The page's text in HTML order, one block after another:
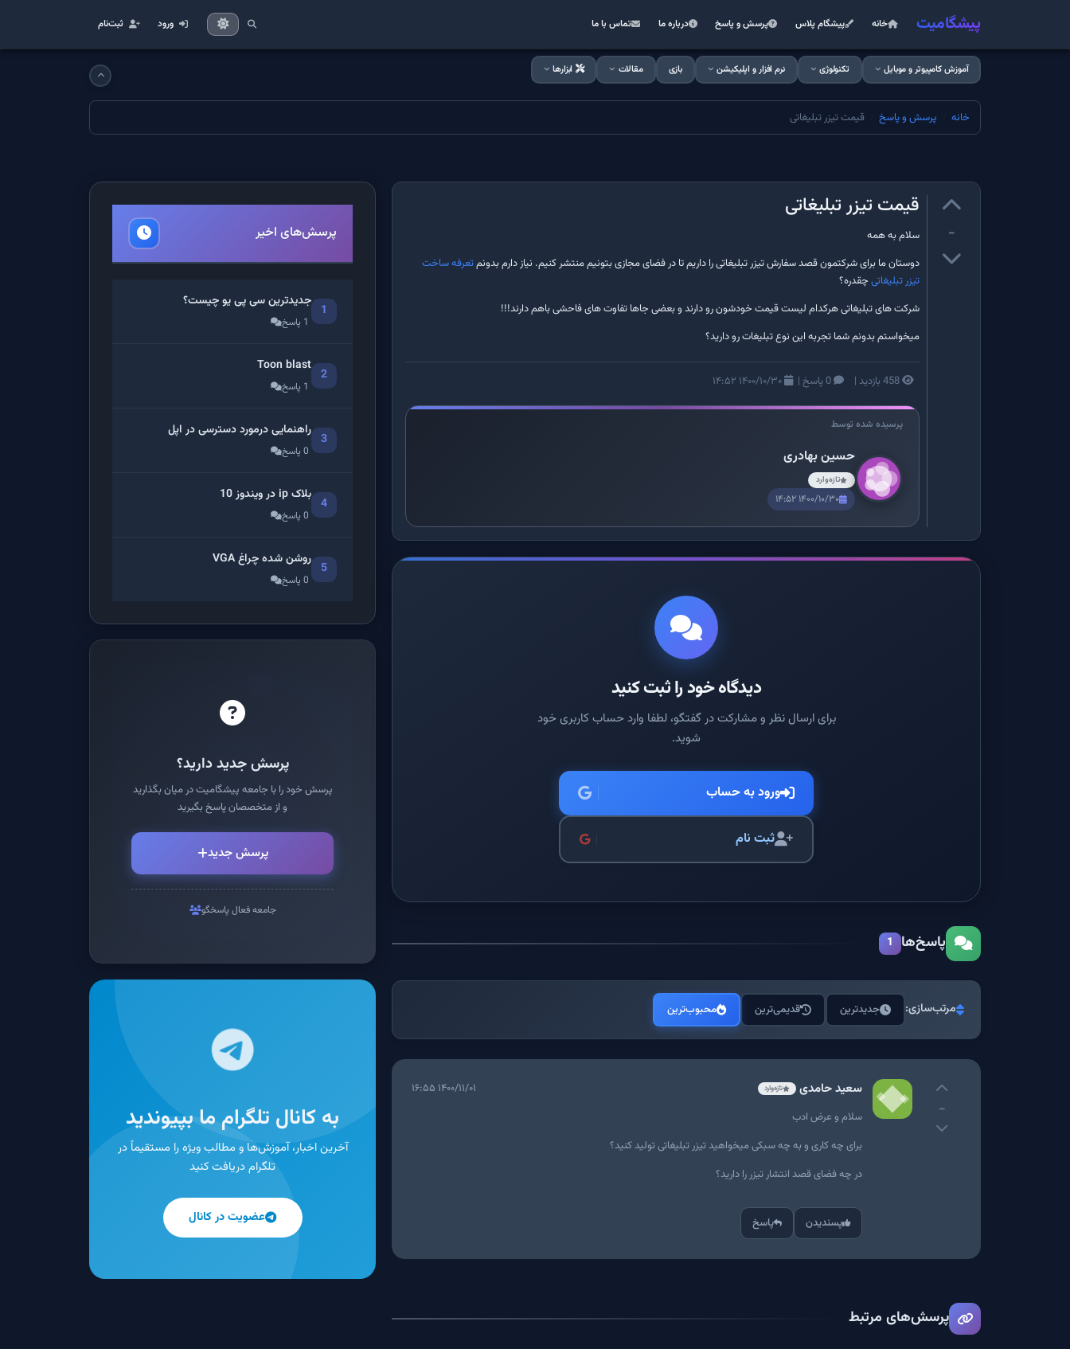
پیشگامیت خانه پیشگام پلاس پرسش و پاسخ درباره ما تماس با ما ورود ثبت‌نام
آموزش کامپیوتر و موبایل تکنولوژی نرم افزار و اپلیکیشن بازی مقالات ابزارها
خانه پرسش و پاسخ قیمت تیزر تبلیغاتی
-
قیمت تیزر تبلیغاتی
سلام به همه
دوستان ما برای شرکتمون قصد سفارش تیزر تبلیغاتی را داریم تا در فضای مجازی بتونیم منتشر کنیم. نیاز دارم بدونمتعرفه ساخت
تیزر تبلیغاتی چقدره؟
شرکت های تبلیغاتی هرکدام لیست قیمت خودشون رو دارند و بعضی جاها تفاوت های فاحشی باهم دارند!!!
میخواستم بدونم شما تجربه این نوع تبلیغات رو دارید؟
458 بازدید | 0 پاسخ | ۱۴۰۰/۱۰/۳۰ ۱۴:۵۲
پرسیده شده توسط
حسین بهادری
تازه‌وارد
۱۴۰۰/۱۰/۳۰ ۱۴:۵۲
دیدگاه خود را ثبت کنید
برای ارسال نظر و مشارکت در گفتگو، لطفا وارد حساب کاربری خود
شوید.
ورود به حساب
ثبت نام
پاسخ‌ها 1
مرتب‌سازی: جدیدترین قدیمی‌ترین محبوب‌ترین
-
سعید حامدی تازه‌وارد
۱۴۰۰/۱۱/۰۱ ۱۶:۵۵
سلام و عرض ادب
برای چه کاری و به چه سبکی میخواهید تیزر تبلیغاتی تولید کنید؟
در چه فضای قصد انتشار تیزر را دارید؟
پسندیدن پاسخ
پرسش‌های مرتبط
پرسش‌های اخیر
1
جدیدترین سی پی یو چیست؟
1 پاسخ
2
Toon blast
1 پاسخ
3
راهنمایی درمورد دسترسی در اپل
0 پاسخ
4
بلاک ip در ویندوز 10
0 پاسخ
5
روشن شده چراغ VGA
0 پاسخ
پرسش جدید دارید؟
پرسش خود را با جامعه پیشگامیت در میان بگذارید
و از متخصصان پاسخ بگیرید
پرسش جدید
جامعه فعال پاسخگو
به کانال تلگرام ما بپیوندید
آخرین اخبار، آموزش‌ها و مطالب ویژه را مستقیماً در
تلگرام دریافت کنید
عضویت در کانال